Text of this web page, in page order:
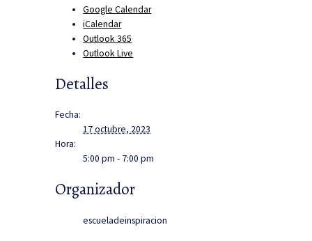
Google Calendar
iCalendar
Outlook 365
Outlook Live
Detalles
Fecha:
17 octubre, 2023
Hora:
5:00 pm - 7:00 pm
Organizador
escueladeinspiracion